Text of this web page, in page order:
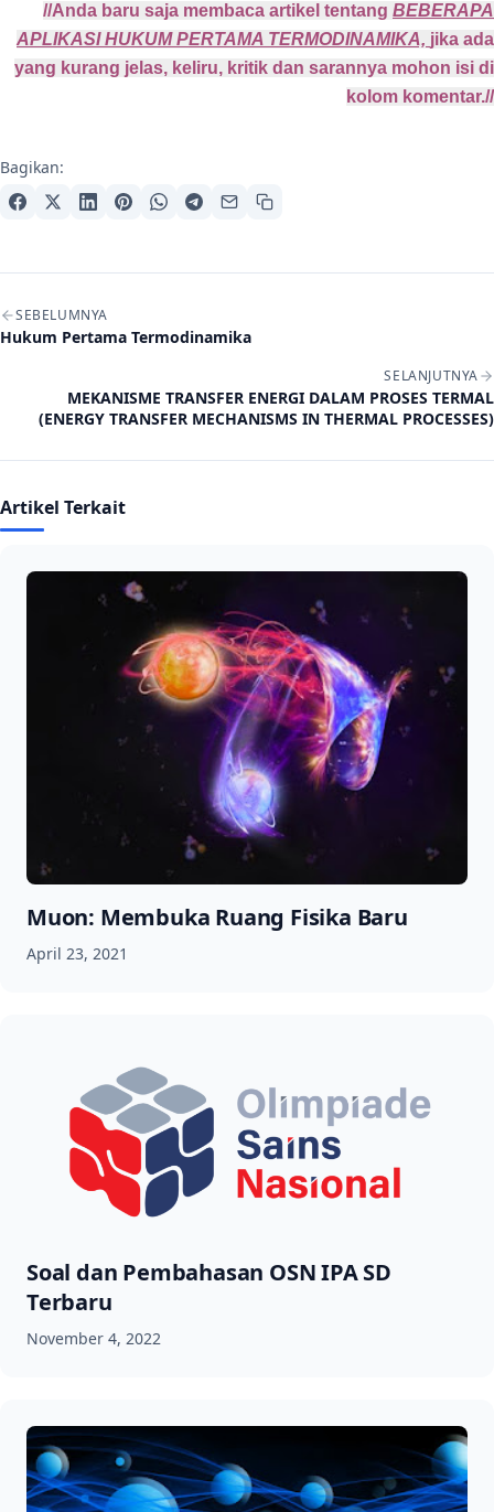
//Anda baru saja membaca artikel tentang BEBERAPA
APLIKASI HUKUM PERTAMA TERMODINAMIKA, jika ada
yang kurang jelas, keliru, kritik dan sarannya mohon isi di
kolom komentar.//
Bagikan:
Navigasi artikel
SEBELUMNYA
Hukum Pertama Termodinamika
SELANJUTNYA
MEKANISME TRANSFER ENERGI DALAM PROSES TERMAL
(ENERGY TRANSFER MECHANISMS IN THERMAL PROCESSES)
Artikel Terkait
Muon: Membuka Ruang Fisika Baru
April 23, 2021
Soal dan Pembahasan OSN IPA SD
Terbaru
November 4, 2022